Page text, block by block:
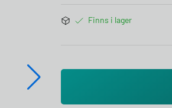
Finns i lager